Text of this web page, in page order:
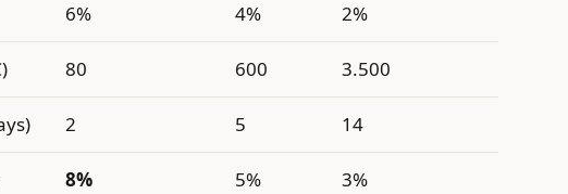
6% 4% 2%
80 600 3.500
2 5 14
8% 5% 3%